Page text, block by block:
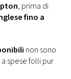
, prima di
fino a
non sono
spese folli pur